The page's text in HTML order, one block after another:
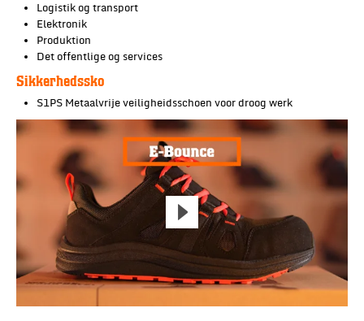
Logistik og transport
Elektronik
Produktion
Det offentlige og services
Sikkerhedssko
S1PS Metaalvrije veiligheidsschoen voor droog werk